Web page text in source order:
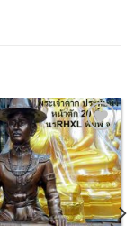
Add to
Wishlist